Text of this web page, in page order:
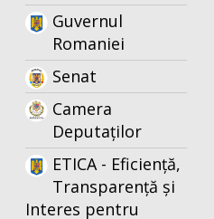
Guvernul
Romaniei
Senat
Camera
Deputaților
ETICA - Eficiență,
Transparență și
Interes pentru